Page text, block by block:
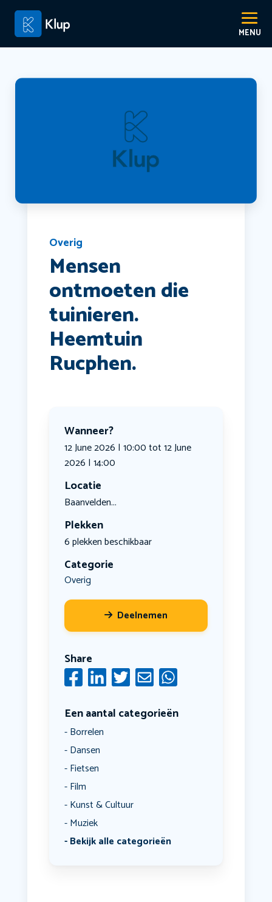
Overig
Mensen
ontmoeten die
tuinieren.
Heemtuin
Rucphen.
Wanneer?
12 June 2026 | 10:00 tot 12 June
2026 | 14:00
Locatie
Baanvelden...
Plekken
6 plekken beschikbaar
Categorie
Overig
Deelnemen
Share
Een aantal categorieën
Borrelen
Dansen
Fietsen
Film
Kunst & Cultuur
Muziek
Bekijk alle categorieën